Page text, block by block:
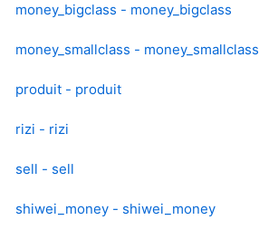
money_bigclass - money_bigclass
money_smallclass - money_smallclass
produit - produit
rizi - rizi
sell - sell
shiwei_money - shiwei_money